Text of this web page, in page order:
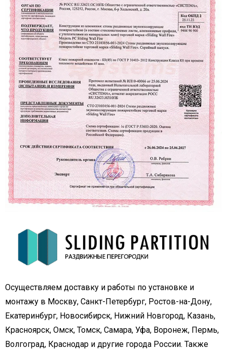
Осуществляем доставку и работы по установке и
монтажу в Москву, Санкт-Петербург, Ростов-на-Дону,
Екатеринбург, Новосибирск, Нижний Новгород, Казань,
Красноярск, Омск, Томск, Самара, Уфа, Воронеж, Пермь,
Волгоград, Краснодар и другие города России. Также